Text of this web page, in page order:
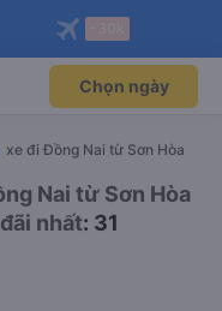
Mở app
bay qua
Mở app
Chọn ngày
xe đi Đồng Nai từ Sơn Hòa
Nai từ Sơn Hòa
nhất: 31